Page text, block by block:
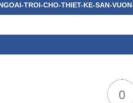
TROI-CHO-THIET-KE-SAN-
0